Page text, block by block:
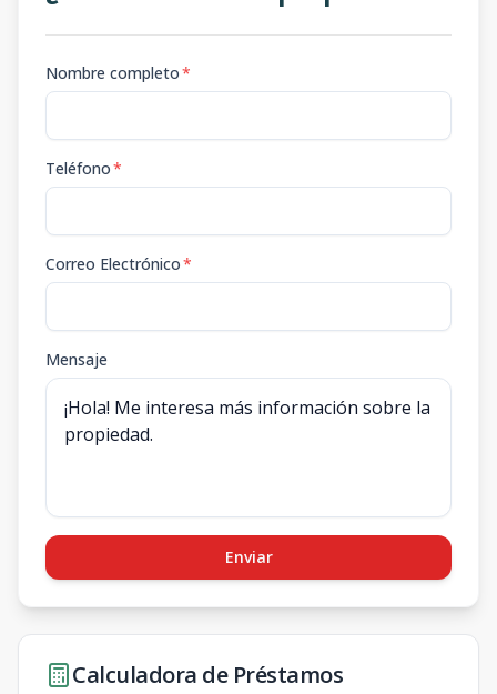
Nombre completo*
Teléfono*
Correo Electrónico*
Mensaje
Enviar
Calculadora de Préstamos